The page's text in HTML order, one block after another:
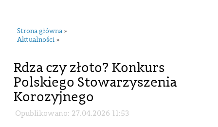
Strona główna »
Aktualności »
Rdza czy złoto? Konkurs
Polskiego Stowarzyszenia
Korozyjnego
Opublikowano: 27.04.2026 11:53